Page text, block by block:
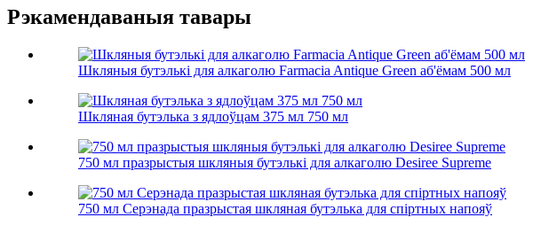
Рэкамендаваныя тавары
Шкляныя бутэлькі для алкаголю Farmacia Antique Green аб'ёмам 500 мл
Шкляная бутэлька з ядлоўцам 375 мл 750 мл
750 мл празрыстыя шкляныя бутэлькі для алкаголю Desiree Supreme
750 мл Серэнада празрыстая шкляная бутэлька для спіртных напояў